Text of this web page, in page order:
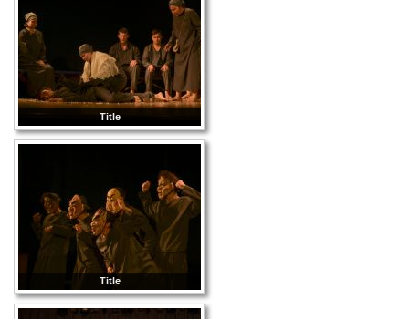
Title
Title